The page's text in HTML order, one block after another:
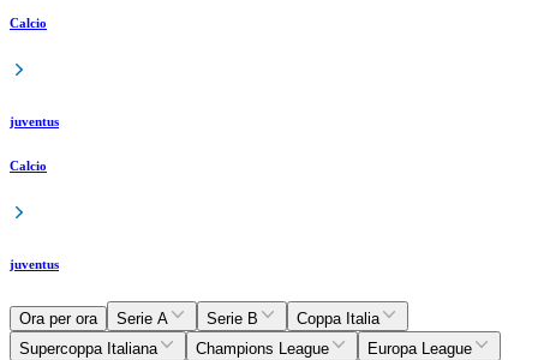
Calcio
juventus
Calcio
juventus
Ora per ora Serie A Serie B
Coppa Italia
Supercoppa Italiana
Champions League
Europa League